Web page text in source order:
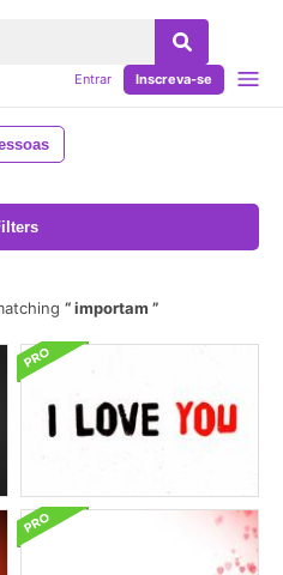
Entrar Inscreva-se
importam